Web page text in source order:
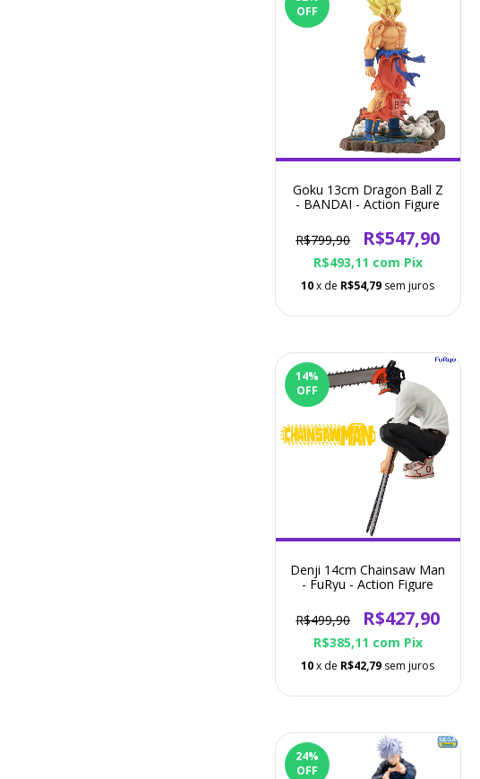
OFF
Goku 13cm Dragon Ball Z
- BANDAI - Action Figure
R$799,90 R$547,90
R$493,11 com Pix
10x de R$54,79 sem juros
14%
OFF
Denji 14cm Chainsaw Man
- FuRyu - Action Figure
R$499,90 R$427,90
R$385,11 com Pix
10x de R$42,79 sem juros
24%
OFF